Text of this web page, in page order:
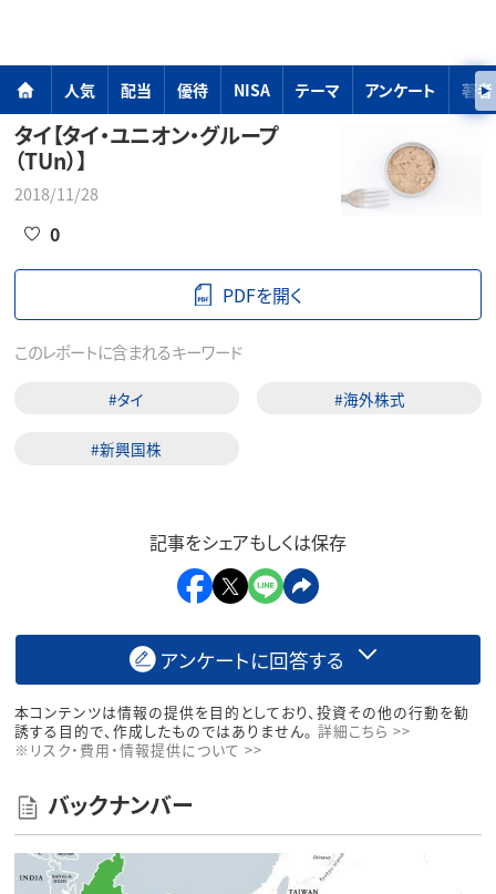
人気 配当 優待 NISA テーマ アンケート 著者
タイ【タイ・ユニオン・グループ
（TUn）】
2018/11/28
0
PDFを開く
このレポートに含まれるキーワード
#タイ #海外株式
#新興国株
記事をシェアもしくは保存
アンケートに回答する
本コンテンツは情報の提供を目的としており、投資その他の行動を勧
誘する目的で、作成したものではありません。 詳細こちら >>
※リスク・費用・情報提供について >>
バックナンバー